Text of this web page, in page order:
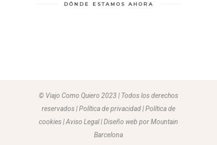
DÓNDE ESTAMOS AHORA
© Viajo Como Quiero 2023 | Todos los derechos
reservados | Política de privacidad | Política de
cookies | Aviso Legal |Diseño web por Mountain
Barcelona